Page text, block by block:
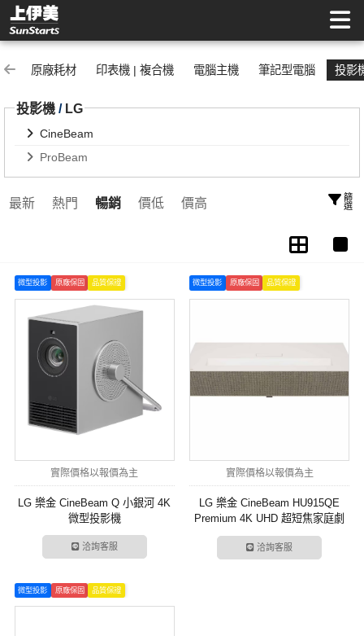
CineBeam | 上伊美辦公用品網
原廠耗材 印表機 | 複合機 電腦主機 筆記型電腦 投影
投影機 / LG
CineBeam
ProBeam
最新 熱門 暢銷 價低 價高 篩選
微型投影 原廠保固 品質保證
實際價格以報價為主
LG 樂金 CineBeam Q 小銀河 4K
微型投影機
洽詢客服
微型投影 原廠保固 品質保證
實際價格以報價為主
LG 樂金 CineBeam HU915QE
Premium 4K UHD 超短焦家庭劇
院投影機
洽詢客服
微型投影 原廠保固 品質保證